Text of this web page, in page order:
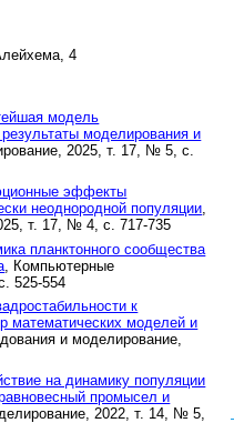
4
модель
моделирования и
2025, т. 17, № 5, с.
эффекты
неоднородной популяции
т. 17, № 4, с. 717-735
планктонного сообщества
, Компьютерные
525-554
к
математических моделей и
и моделирование,
на динамику популяции
промысел и
2022, т. 14, № 5,